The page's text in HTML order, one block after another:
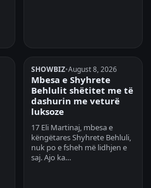
SHOWBIZ•August 8, 2026
Mbesa e Shyhrete
Behlulit shëtitet me të
dashurin me veturë
luksoze
17 Eli Martinaj, mbesa e
këngëtares Shyhrete Behluli,
nuk po e fsheh më lidhjen e
saj. Ajo ka…